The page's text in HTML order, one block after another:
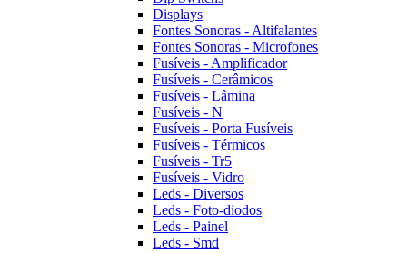
Displays
Fontes Sonoras - Altifalantes
Fontes Sonoras - Microfones
Fusíveis - Amplificador
Fusíveis - Cerâmicos
Fusíveis - Lâmina
Fusíveis - N
Fusíveis - Porta Fusíveis
Fusíveis - Térmicos
Fusíveis - Tr5
Fusíveis - Vidro
Leds - Diversos
Leds - Foto-diodos
Leds - Painel
Leds - Smd